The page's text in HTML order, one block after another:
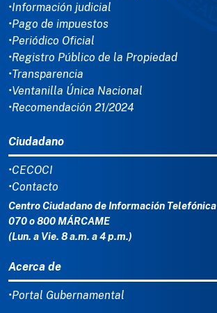
•Información judicial
•Pago de impuestos
•Periódico Oficial
•Registro Público de la Propiedad
•Transparencia
•Ventanilla Única Nacional
•Recomendación 21/2024
Ciudadano
•CECOCI
•Contacto
Centro Ciudadano de Información Telefónica
070 o 800 MÁRCAME
(Lun. a Vie. 8 a.m. a 4 p.m.)
Acerca de
•Portal Gubernamental